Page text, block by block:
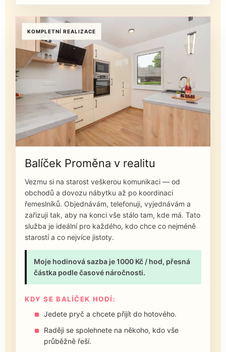
KOMPLETNÍ REALIZACE
Balíček Proměna v realitu
Vezmu si na starost veškerou komunikaci — od
obchodů a dovozu nábytku až po koordinaci
řemeslníků. Objednávám, telefonuji, vyjednávám a
zařizuji tak, aby na konci vše stálo tam, kde má. Tato
služba je ideální pro každého, kdo chce co nejméně
starostí a co nejvíce jistoty.
Moje hodinová sazba je 1000 Kč / hod, přesná
částka podle časové náročnosti.
KDY SE BALÍČEK HODÍ:
Jedete pryč a chcete přijít do hotového.
Raději se spolehnete na někoho, kdo vše
průběžně řeší.